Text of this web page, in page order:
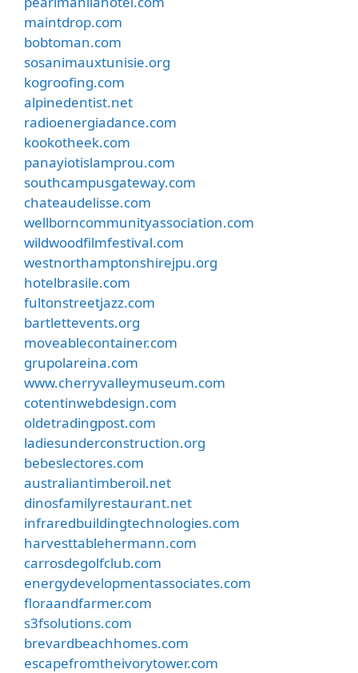
maintdrop.com
bobtoman.com
sosanimauxtunisie.org
kogroofing.com
alpinedentist.net
radioenergiadance.com
kookotheek.com
panayiotislamprou.com
southcampusgateway.com
chateaudelisse.com
wellborncommunityassociation.com
wildwoodfilmfestival.com
westnorthamptonshirejpu.org
hotelbrasile.com
fultonstreetjazz.com
bartlettevents.org
moveablecontainer.com
grupolareina.com
www.cherryvalleymuseum.com
cotentinwebdesign.com
oldetradingpost.com
ladiesunderconstruction.org
bebeslectores.com
australiantimberoil.net
dinosfamilyrestaurant.net
infraredbuildingtechnologies.com
harvesttablehermann.com
carrosdegolfclub.com
energydevelopmentassociates.com
floraandfarmer.com
s3fsolutions.com
brevardbeachhomes.com
escapefromtheivorytower.com